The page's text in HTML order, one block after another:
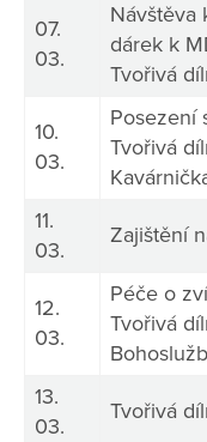
07.
03.
Návštěva
dárek k
Tvořivá
10.
03.
Posezení
Tvořivá
11.
03.
Zajištění
12.
03.
Péče o
Tvořivá
13.
03.
Tvořivá